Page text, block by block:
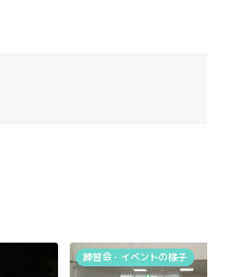
練習会・イベントの様子